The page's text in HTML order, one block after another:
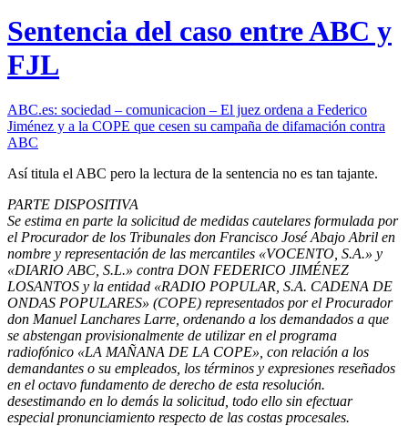
Sentencia del caso entre ABC y
FJL
ABC.es: sociedad – comunicacion – El juez ordena a Federico
Jiménez y a la COPE que cesen su campaña de difamación contra
ABC
Así titula el ABC pero la lectura de la sentencia no es tan tajante.
PARTE DISPOSITIVA
Se estima en parte la solicitud de medidas cautelares formulada por
el Procurador de los Tribunales don Francisco José Abajo Abril en
nombre y representación de las mercantiles «VOCENTO, S.A.» y
«DIARIO ABC, S.L.» contra DON FEDERICO JIMÉNEZ
LOSANTOS y la entidad «RADIO POPULAR, S.A. CADENA DE
ONDAS POPULARES» (COPE) representados por el Procurador
don Manuel Lanchares Larre, ordenando a los demandados a que
se abstengan provisionalmente de utilizar en el programa
radiofónico «LA MAÑANA DE LA COPE», con relación a los
demandantes o su empleados, los términos y expresiones reseñados
en el octavo fundamento de derecho de esta resolución.
desestimando en lo demás la solicitud, todo ello sin efectuar
especial pronunciamiento respecto de las costas procesales.